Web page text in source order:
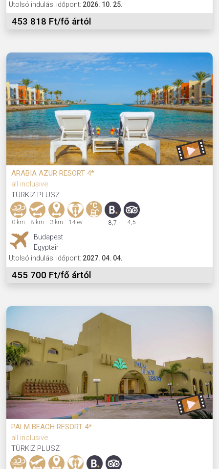
Utolsó indulási időpont: 2026. 10. 25.
453 818 Ft/fő ártól
ARABIA AZUR RESORT 4*
all inclusive
TÜRKIZ PLUSZ
0 km 8 km 3 km 14 év 8,7 4,5
Budapest
Egyptair
Utolsó indulási időpont: 2027. 04. 04.
455 700 Ft/fő ártól
PALM BEACH RESORT 4*
all inclusive
TÜRKIZ PLUSZ